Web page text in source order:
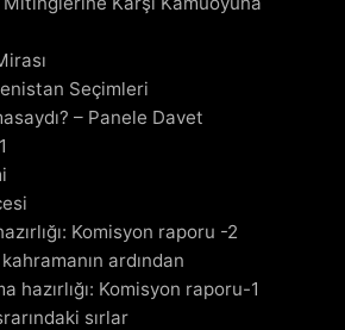
Seçimleri
– Panele Davet
Komisyon raporu -2
ardından
hazırlığı: Komisyon raporu-1
sırlar